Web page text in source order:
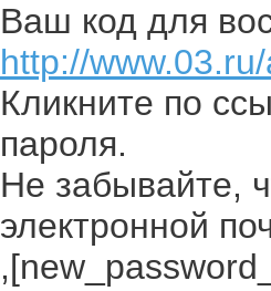
Ваш код для
http://
Кликните по
пароля.
Не забывайте,
электронной